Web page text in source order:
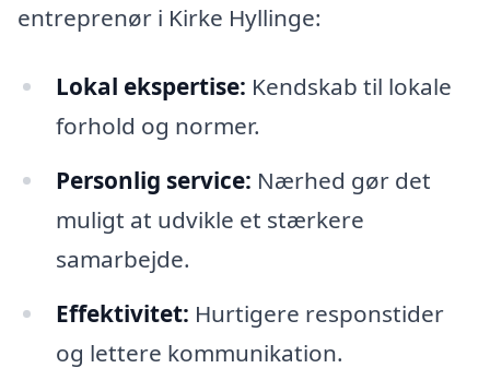
entreprenør i Kirke Hyllinge:
Lokal ekspertise: Kendskab til lokale
forhold og normer.
Personlig service: Nærhed gør det
muligt at udvikle et stærkere
samarbejde.
Effektivitet: Hurtigere responstider
og lettere kommunikation.